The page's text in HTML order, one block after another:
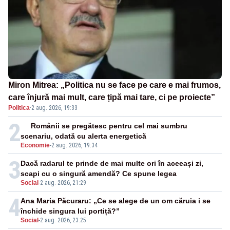
Miron Mitrea: „Politica nu se face pe care e mai frumos,
care înjură mai mult, care țipă mai tare, ci pe proiecte”
Politica·2 aug. 2026, 19:33
2 Economie-2 aug. 2026, 19:34
Românii se pregătesc pentru cel mai sumbru
scenariu, odată cu alerta energetică
3Social -2 aug. 2026, 21:29
Dacă radarul te prinde de mai multe ori în aceeași zi,
scapi cu o singură amendă? Ce spune legea
4Social -2 aug. 2026, 23:25
Ana Maria Păcuraru: „Ce se alege de un om căruia i se
închide singura lui portiță?”